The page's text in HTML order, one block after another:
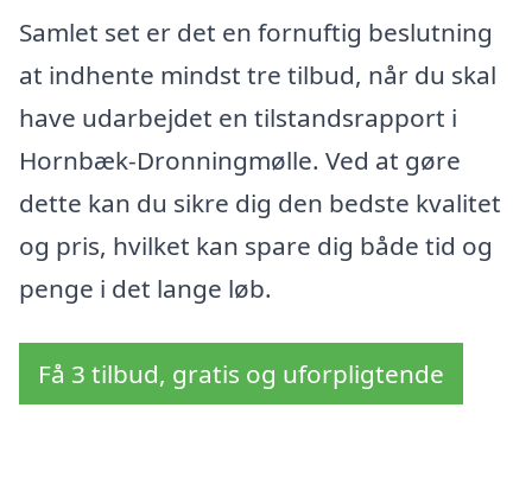
Samlet set er det en fornuftig beslutning
at indhente mindst tre tilbud, når du skal
have udarbejdet en tilstandsrapport i
Hornbæk-Dronningmølle. Ved at gøre
dette kan du sikre dig den bedste kvalitet
og pris, hvilket kan spare dig både tid og
penge i det lange løb.
Få 3 tilbud, gratis og uforpligtende